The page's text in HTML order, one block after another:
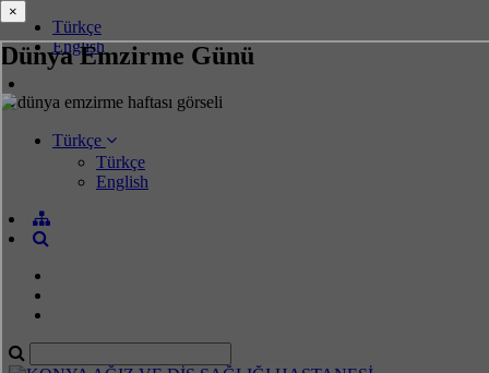
Dünya Emzirme Günü
Türkçe
English
Türkçe
Türkçe
English
×